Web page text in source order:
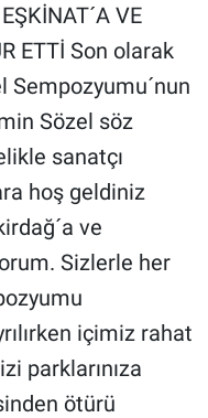
VE
ETTİ Son olarak
Sempozyumu´nun
Sözel söz
sanatçı
hoş geldiniz
ve
Sizlerle her
içimiz rahat
parklarınıza
ötürü